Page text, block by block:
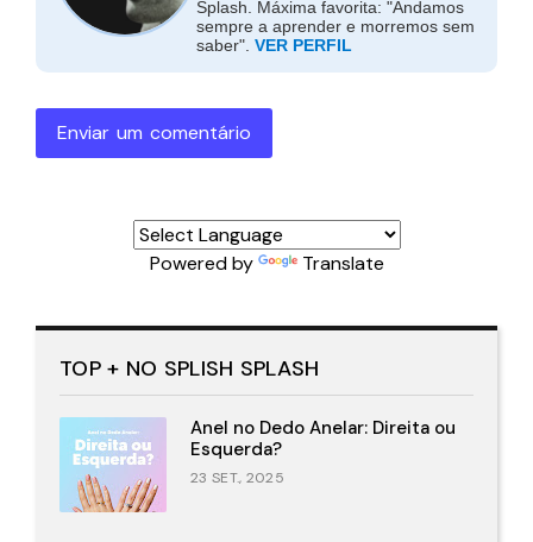
Slimmy completou 20 anos de carreira repletos de
grandes momentos e outros menos bons, mas a
do passado (como o título do novo álbum faz
alusão) fazem com que surja um Slimmy
Of, mas com mais vontade que nunca de mostrar
todo o seu exponencial criativo e a sua energia
Splash. Máxima favorita: "Andamos
sempre a aprender e morremos sem
saber". VER PERFIL
Enviar um comentário
Powered by Translate
TOP + NO SPLISH SPLASH
Anel no Dedo Anelar: Direita ou
Esquerda?
23 SET., 2025